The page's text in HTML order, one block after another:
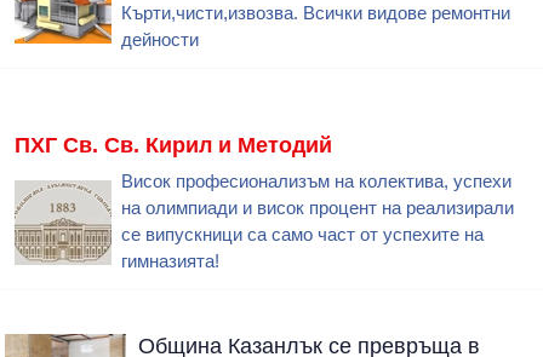
Кърти,чисти,извозва. Всички видове ремонтни
дейности
ПХГ Св. Св. Кирил и Методий
Висок професионализъм на колектива, успехи
на олимпиади и висок процент на реализирали
се випускници са само част от успехите на
гимназията!
Община Казанлък се превръща в